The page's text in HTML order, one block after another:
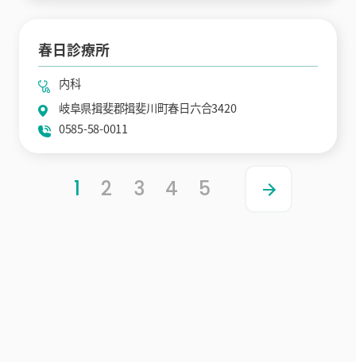
春日診療所
内科
岐阜県揖斐郡揖斐川町春日六合3420
0585-58-0011
1 2 3 4 5